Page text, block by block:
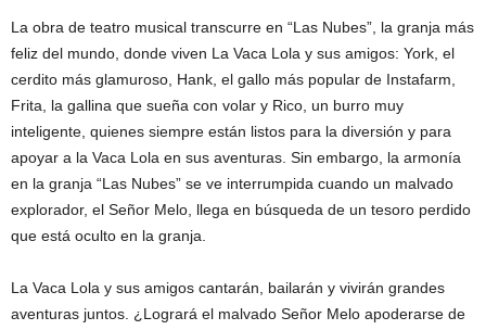
La obra de teatro musical transcurre en “Las Nubes”, la granja más
feliz del mundo, donde viven La Vaca Lola y sus amigos: York, el
cerdito más glamuroso, Hank, el gallo más popular de Instafarm,
Frita, la gallina que sueña con volar y Rico, un burro muy
inteligente, quienes siempre están listos para la diversión y para
apoyar a la Vaca Lola en sus aventuras. Sin embargo, la armonía
en la granja “Las Nubes” se ve interrumpida cuando un malvado
explorador, el Señor Melo, llega en búsqueda de un tesoro perdido
que está oculto en la granja.
La Vaca Lola y sus amigos cantarán, bailarán y vivirán grandes
aventuras juntos. ¿Logrará el malvado Señor Melo apoderarse de